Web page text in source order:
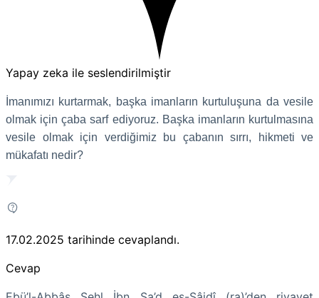
Yapay zeka ile seslendirilmiştir
İmanımızı kurtarmak, başka imanların kurtuluşuna da vesile
olmak için çaba sarf ediyoruz. Başka imanların kurtulmasına
vesile olmak için verdiğimiz bu çabanın sırrı, hikmeti ve
mükafatı nedir?
17.02.2025 tarihinde cevaplandı.
Cevap